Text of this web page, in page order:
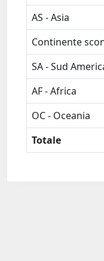
AS - Asia
Continente
SA - Sud
AF - Africa
OC - Oceania
Totale